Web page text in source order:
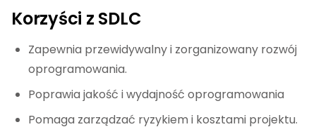
Korzyści z SDLC
Zapewnia przewidywalny i zorganizowany rozwój
oprogramowania.
Poprawia jakość i wydajność oprogramowania
Pomaga zarządzać ryzykiem i kosztami projektu.